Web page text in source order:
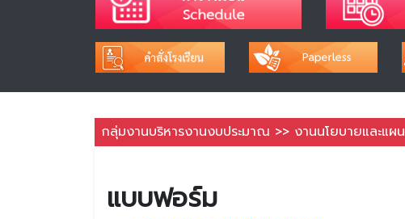
กลุ่มงานบริหารงานงบประมาณ >> งานนโยบายและแผน
แบบฟอร์ม